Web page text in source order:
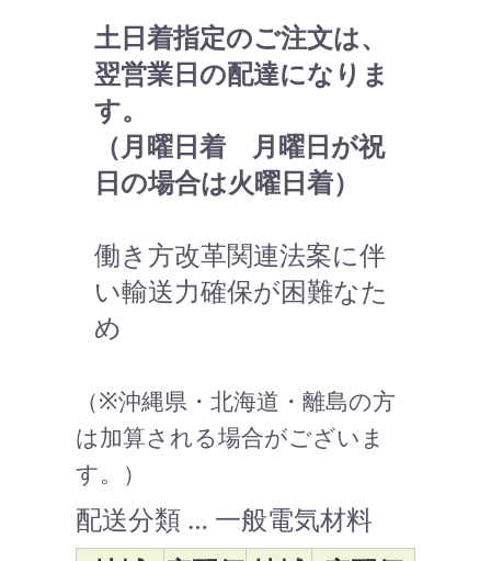
土日着指定のご注文は、
翌営業日の配達になりま
す。
（月曜日着 月曜日が祝
日の場合は火曜日着）
働き方改革関連法案に伴
い輸送力確保が困難なた
め
（※沖縄県・北海道・離島の方
は加算される場合がございま
す。）
配送分類 … 一般電気材料